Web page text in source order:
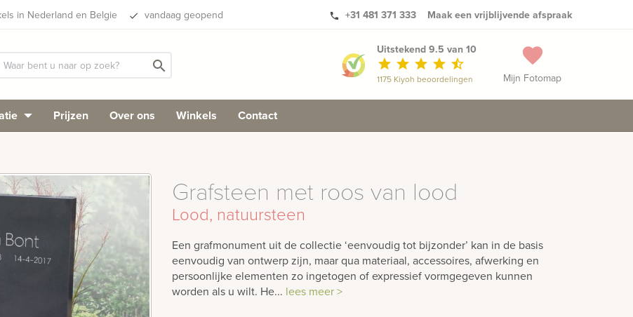
in Nederland en Belgie done vandaag geopend phone +31 481 371 333 Maak een vrijblijvende afspraak
search favorite
Mijn Fotomap
Uitstekend 9.5 van 10
star star star star star_half
1175 Kiyoh beoordelingen
Prijzen Over ons Winkels Contact
Grafsteen met roos van lood
Lood, natuursteen
Een grafmonument uit de collectie ‘eenvoudig tot bijzonder’ kan in de basis
eenvoudig van ontwerp zijn, maar qua materiaal, accessoires, afwerking en
persoonlijke elementen zo ingetogen of expressief vormgegeven kunnen
worden als u wilt. He... lees meer >